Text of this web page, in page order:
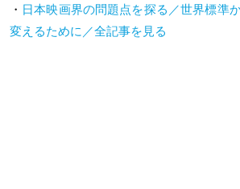
・ 日本映画界の問題点を探る／世界標準
変えるために／全記事を見る